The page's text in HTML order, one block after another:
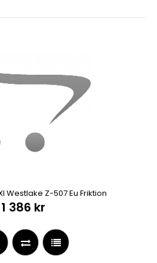
Westlake Z-507 Eu Friktion
1 386 kr